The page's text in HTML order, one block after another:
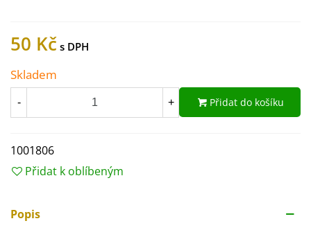
50 Kč
Skladem
- + Přidat do košíku
1001806
Přidat k oblíbeným
Popis